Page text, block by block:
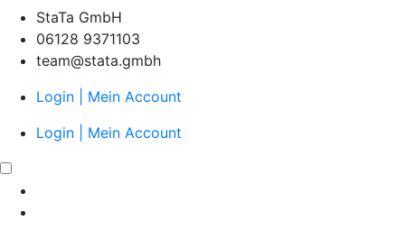
StaTa GmbH
06128 9371103
team@stata.gmbh
Login | Mein Account
Login | Mein Account